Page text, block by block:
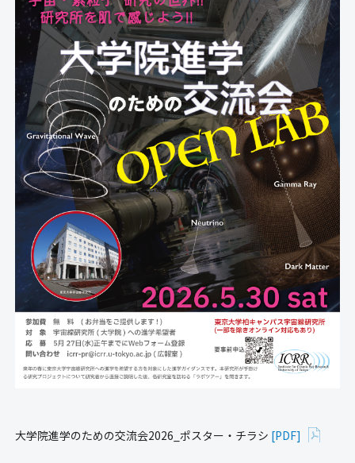
大学院進学のための交流会2026_ポスター・チラシ [PDF]